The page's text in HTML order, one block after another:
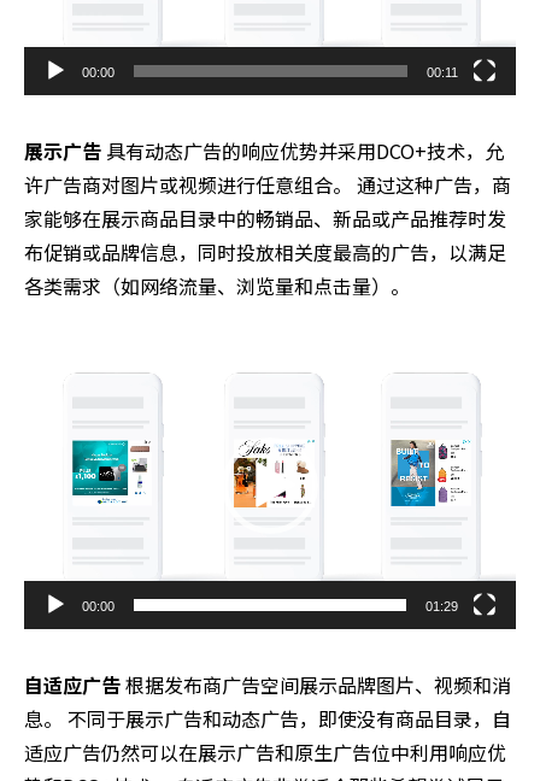
00:00 00:11
展示广告 具有动态广告的响应优势并采用DCO+技术，允
许广告商对图片或视频进行任意组合。 通过这种广告，商
家能够在展示商品目录中的畅销品、新品或产品推荐时发
布促销或品牌信息，同时投放相关度最高的广告，以满足
各类需求（如网络流量、浏览量和点击量）。
Player
00:00 01:29
自适应广告根据发布商广告空间展示品牌图片、视频和消
息。 不同于展示广告和动态广告，即使没有商品目录，自
适应广告仍然可以在展示广告和原生广告位中利用响应优